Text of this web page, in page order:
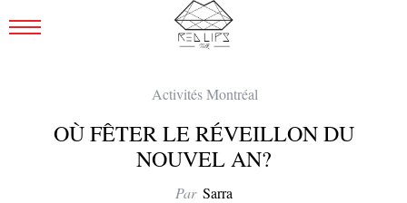
Activités Montréal
OÙ FÊTER LE RÉVEILLON DU
NOUVEL AN?
Par Sarra